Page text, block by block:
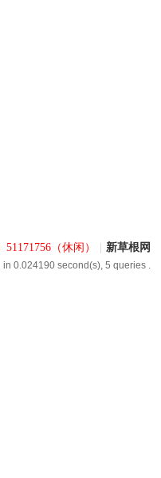
（休闲） 新草根网
in 0.024190 second(s), 5 queries .